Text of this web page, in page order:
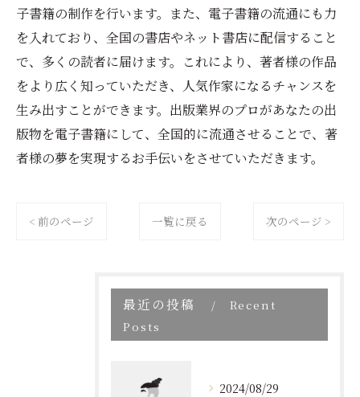
子書籍の制作を行います。また、電子書籍の流通にも力
を入れており、全国の書店やネット書店に配信すること
で、多くの読者に届けます。これにより、著者様の作品
をより広く知っていただき、人気作家になるチャンスを
生み出すことができます。出版業界のプロがあなたの出
版物を電子書籍にして、全国的に流通させることで、著
者様の夢を実現するお手伝いをさせていただきます。
< 前のページ 一覧に戻る 次のページ >
最近の投稿
Recent
Posts
2024/08/29